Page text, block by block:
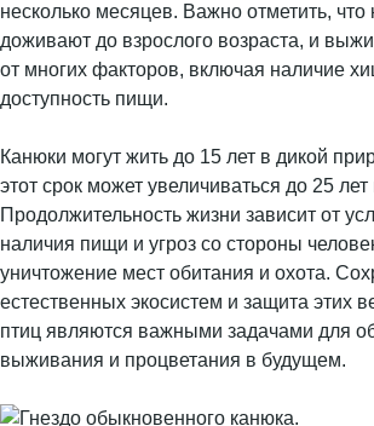
несколько месяцев. Важно отметить, что
доживают до взрослого возраста, и
от многих факторов, включая наличие
доступность пищи.
Канюки могут жить до 15 лет в дикой
этот срок может увеличиваться до 25
Продолжительность жизни зависит от
наличия пищи и угроз со стороны
уничтожение мест обитания и охота.
естественных экосистем и защита этих
птиц являются важными задачами для
выживания и процветания в будущем.